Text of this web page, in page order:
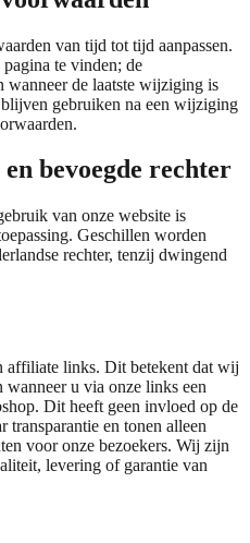
van tijd tot tijd aanpassen.
te vinden; de
wanneer de laatste wijziging is
gebruiken na een wijziging
bevoegde rechter
van onze website is
Geschillen worden
rechter, tenzij dwingend
links. Dit betekent dat wij
wanneer u via onze links een
Dit heeft geen invloed op de
transparantie en tonen alleen
voor onze bezoekers. Wij zijn
levering of garantie van